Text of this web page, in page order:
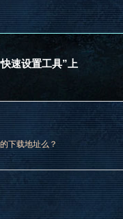
速设置工具”上
下载地址么？